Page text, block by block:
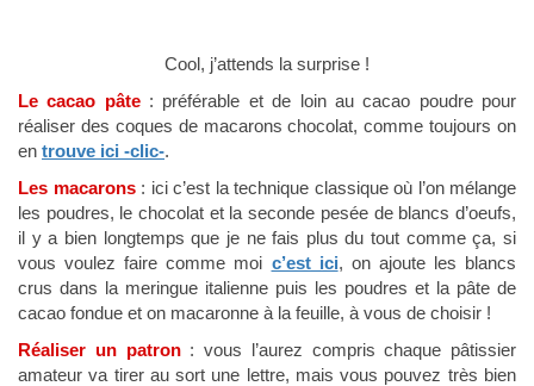
Cool, j’attends la surprise !
Le cacao pâte: préférable et de loin au cacao poudre pour
réaliser des coques de macarons chocolat, comme toujours on
en trouve ici -clic-.
Les macarons: ici c’est la technique classique où l’on mélange
les poudres, le chocolat et la seconde pesée de blancs d’oeufs,
il y a bien longtemps que je ne fais plus du tout comme ça, si
vous voulez faire comme moi c’est ici, on ajoute les blancs
crus dans la meringue italienne puis les poudres et la pâte de
cacao fondue et on macaronne à la feuille, à vous de choisir !
Réaliser un patron: vous l’aurez compris chaque pâtissier
amateur va tirer au sort une lettre, mais vous pouvez très bien